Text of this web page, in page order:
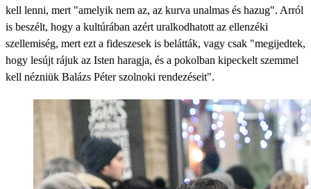
kell lenni, mert "amelyik nem az, az kurva unalmas és hazug". Arról
is beszélt, hogy a kultúrában azért uralkodhatott az ellenzéki
szellemiség, mert ezt a fideszesek is belátták, vagy csak "megijedtek,
hogy lesújt rájuk az Isten haragja, és a pokolban kipeckelt szemmel
kell nézniük Balázs Péter szolnoki rendezéseit".